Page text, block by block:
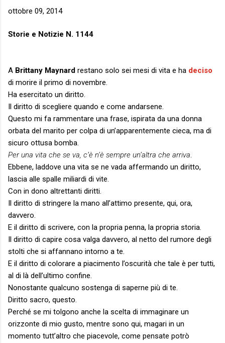
ottobre 09, 2014
Storie e Notizie N. 1144
A Brittany Maynard restano solo sei mesi di vita e ha deciso
di morire il primo di novembre.
Ha esercitato un diritto.
Il diritto di scegliere quando e come andarsene.
Questo mi fa rammentare una frase, ispirata da una donna
orbata del marito per colpa di un’apparentemente cieca, ma di
sicuro ottusa bomba.
Per una vita che se va, c’è n’è sempre un’altra che arriva.
Ebbene, laddove una vita se ne vada affermando un diritto,
lascia alle spalle miliardi di vite.
Con in dono altrettanti diritti.
Il diritto di stringere la mano all’attimo presente, qui, ora,
davvero.
E il diritto di scrivere, con la propria penna, la propria storia.
Il diritto di capire cosa valga davvero, al netto del rumore degli
stolti che si affannano intorno a te.
E il diritto di colorare a piacimento l’oscurità che tale è per tutti,
al di là dell’ultimo confine.
Nonostante qualcuno sostenga di saperne più di te.
Diritto sacro, questo.
Perché se mi tolgono anche la scelta di immaginare un
orizzonte di mio gusto, mentre sono qui, magari in un
momento tutt’altro che piacevole, come pensate potrò